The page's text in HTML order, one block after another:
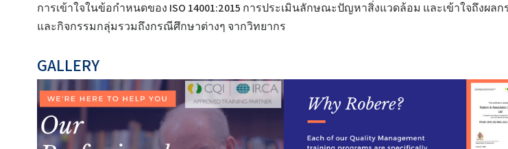
การเข้าใจในข้อกำหนดของ ISO 14001:2015 การประเมินลักษณะปัญหาสิ่งแวดล้อม และเข้าใจถึงผ
และกิจกรรมกลุ่มรวมถึงกรณีศึกษาต่างๆ จากวิทยากร
GALLERY